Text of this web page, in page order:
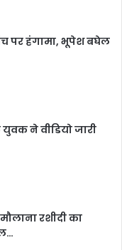
पर हंगामा, भूपेश बघेल
ने वीडियो जारी
रशीदी का